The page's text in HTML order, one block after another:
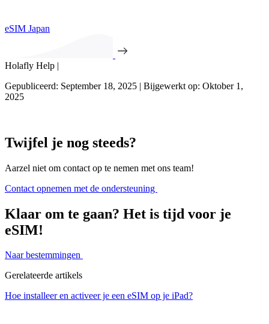
eSIM Japan
Holafly Help |
Gepubliceerd: September 18, 2025 | Bijgewerkt op: Oktober 1,
2025
Twijfel je nog steeds?
Aarzel niet om contact op te nemen met ons team!
Contact opnemen met de ondersteuning
Klaar om te gaan? Het is tijd voor je
eSIM!
Naar bestemmingen
Gerelateerde artikels
Hoe installeer en activeer je een eSIM op je iPad?